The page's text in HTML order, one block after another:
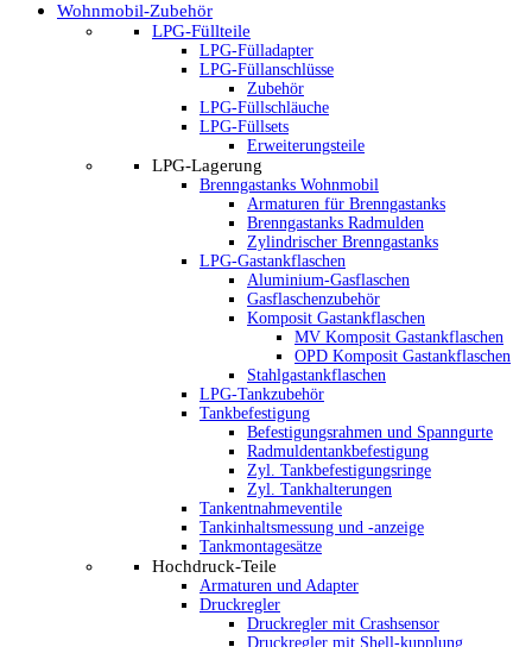
Wohnmobil-Zubehör
LPG-Füllteile
LPG-Fülladapter
LPG-Füllanschlüsse
Zubehör
LPG-Füllschläuche
LPG-Füllsets
Erweiterungsteile
LPG-Lagerung
Brenngastanks Wohnmobil
Armaturen für Brenngastanks
Brenngastanks Radmulden
Zylindrischer Brenngastanks
LPG-Gastankflaschen
Aluminium-Gasflaschen
Gasflaschenzubehör
Komposit Gastankflaschen
MV Komposit Gastankflaschen
OPD Komposit Gastankflaschen
Stahlgastankflaschen
LPG-Tankzubehör
Tankbefestigung
Befestigungsrahmen und Spanngurte
Radmuldentankbefestigung
Zyl. Tankbefestigungsringe
Zyl. Tankhalterungen
Tankentnahmeventile
Tankinhaltsmessung und -anzeige
Tankmontagesätze
Hochdruck-Teile
Armaturen und Adapter
Druckregler
Druckregler mit Crashsensor
Druckregler mit Shell-kupplung